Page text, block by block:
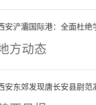
、听取意
步增强了
温馨和谐
安浐灞国际港：全面杜绝
方动态
安东郊发现唐长安县尉范